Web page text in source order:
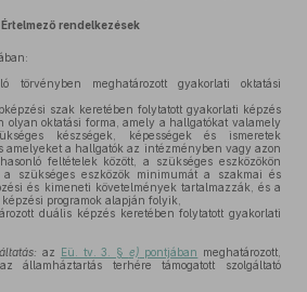
Értelmező rendelkezések
törvényben meghatározott gyakorlati oktatási
szak keretében folytatott gyakorlati képzés
olyan oktatási forma, amely a hallgatókat valamely
készségek, képességek és ismeretek
amelyeket a hallgatók az intézményben vagy azon
feltételek között, a szükséges eszközökön
szükséges eszközök minimumát a szakmai és
és kimeneti követelmények tartalmazzák, és a
programok alapján folyik,
duális képzés keretében folytatott gyakorlati
az Eü. tv. 3. § e) pontjában meghatározott,
államháztartás terhére támogatott szolgáltató